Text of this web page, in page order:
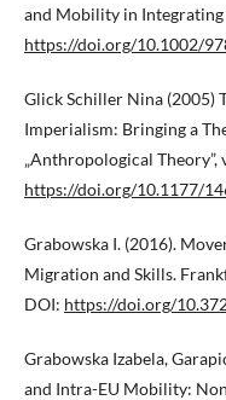
and Mobility in
https://doi.org/10.1002/
Glick Schiller Nina (2005)
Imperialism: Bringing a
„Anthropological Theory”,
https://doi.org/10.1177/
Grabowska I. (2016).
Migration and Skills.
DOI: https://doi.org/
Grabowska Izabela,
and Intra-EU Mobility: